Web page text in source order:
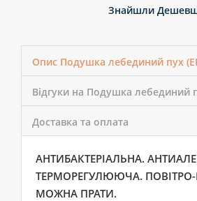
Знайшли
Опис Подушка лебединий пух
Відгуки на Подушка лебединий
Доставка та оплата
АНТИБАКТЕРІАЛЬНА.
ТЕРМОРЕГУЛЮЮЧА.
МОЖНА ПРАТИ.